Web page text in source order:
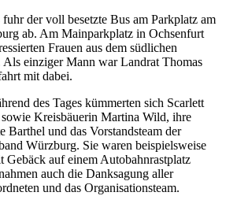
der voll besetzte Bus am Parkplatz am
ab. Am Mainparkplatz in Ochsenfurt
Frauen aus dem südlichen
einziger Mann war Landrat Thomas
mit dabei.
des Tages kümmerten sich Scarlett
Kreisbäuerin Martina Wild, ihre
Barthel und das Vorstandsteam der
Würzburg. Sie waren beispielsweise
Gebäck auf einem Autobahnrastplatz
auch die Danksagung aller
und das Organisationsteam.